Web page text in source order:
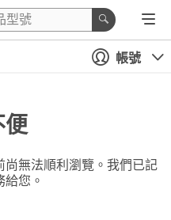
帳號
便
尚無法順利瀏覽。我們已記
您。